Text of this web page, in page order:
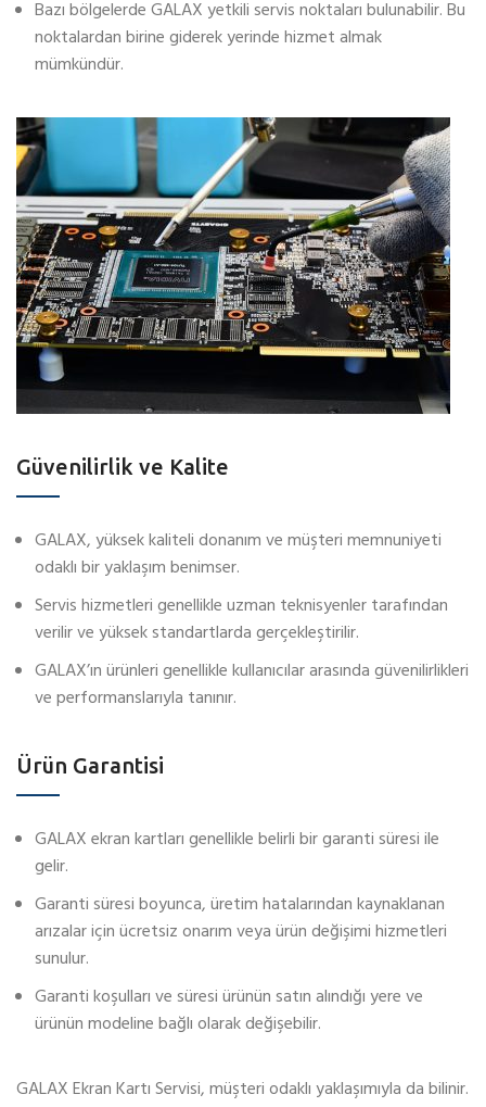
Bazı bölgelerde GALAX yetkili servis noktaları bulunabilir. Bu
noktalardan birine giderek yerinde hizmet almak
mümkündür.
Güvenilirlik ve Kalite
GALAX, yüksek kaliteli donanım ve müşteri memnuniyeti
odaklı bir yaklaşım benimser.
Servis hizmetleri genellikle uzman teknisyenler tarafından
verilir ve yüksek standartlarda gerçekleştirilir.
GALAX’ın ürünleri genellikle kullanıcılar arasında güvenilirlikleri
ve performanslarıyla tanınır.
Ürün Garantisi
GALAX ekran kartları genellikle belirli bir garanti süresi ile
gelir.
Garanti süresi boyunca, üretim hatalarından kaynaklanan
arızalar için ücretsiz onarım veya ürün değişimi hizmetleri
sunulur.
Garanti koşulları ve süresi ürünün satın alındığı yere ve
ürünün modeline bağlı olarak değişebilir.
GALAX Ekran Kartı Servisi, müşteri odaklı yaklaşımıyla da bilinir.